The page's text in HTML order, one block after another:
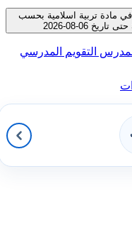
مادة تربية اسلامية بحسب
06-08-2026
التقويم المدرسي